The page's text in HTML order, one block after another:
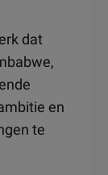
dat
en
te